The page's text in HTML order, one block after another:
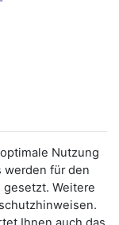
Nutzung
werden für den
Weitere